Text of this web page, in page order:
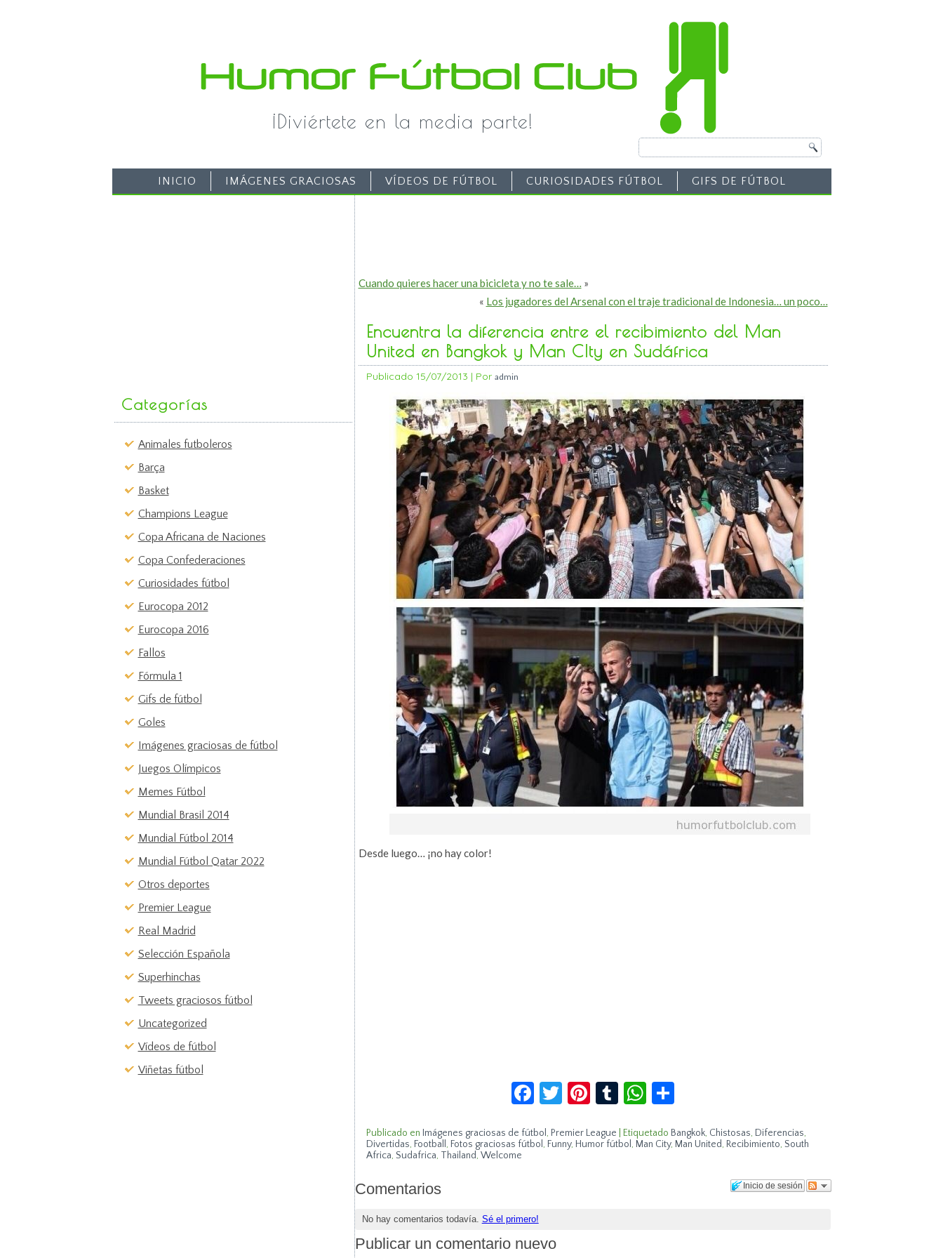
¡Diviértete en la media parte!
INICIO IMÁGENES GRACIOSAS VÍDEOS DE FÚTBOL CURIOSIDADES FÚTBOL GIFS DE FÚTBOL
Categorías
Animales futboleros
Barça
Basket
Champions League
Copa Africana de Naciones
Copa Confederaciones
Curiosidades fútbol
Eurocopa 2012
Eurocopa 2016
Fallos
Fórmula 1
Gifs de fútbol
Goles
Imágenes graciosas de fútbol
Juegos Olímpicos
Memes Fútbol
Mundial Brasil 2014
Mundial Fútbol 2014
Mundial Fútbol Qatar 2022
Otros deportes
Premier League
Real Madrid
Selección Española
Superhinchas
Tweets graciosos fútbol
Uncategorized
Vídeos de fútbol
Viñetas fútbol
Cuando quieres hacer una bicicleta y no te sale… »
« Los jugadores del Arsenal con el traje tradicional de Indonesia… un poco…
Encuentra la diferencia entre el recibimiento del Man
United en Bangkok y Man CIty en Sudáfrica
Publicado 15/07/2013 | Por admin
Desde luego… ¡no hay color!
Facebook
Twitter
Pinterest
TumblrWhatsApp
Publicado en Imágenes graciosas de fútbol , Premier League Etiquetado Bangkok, Chistosas, Diferencias,
Divertidas, Football , Fotos graciosas fútbol , Funny, Humor fútbol , Man City, Man United, Recibimiento, South
Africa, Sudafrica, Thailand, Welcome
Inicio de sesión
Comentarios
No hay comentarios todavía. Sé el primero!
Publicar un comentario nuevo